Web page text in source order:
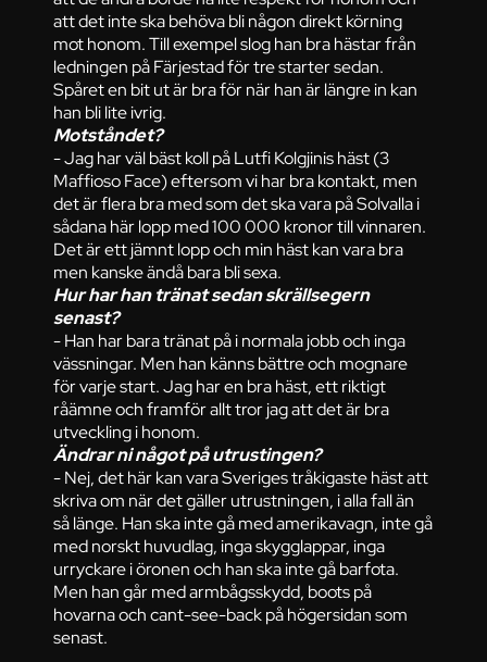
att det inte ska behöva bli någon direkt körning
mot honom. Till exempel slog han bra hästar från
ledningen på Färjestad för tre starter sedan.
Spåret en bit ut är bra för när han är längre in kan
han bli lite ivrig.
Motståndet?
- Jag har väl bäst koll på Lutfi Kolgjinis häst (3
Maffioso Face) eftersom vi har bra kontakt, men
det är flera bra med som det ska vara på Solvalla i
sådana här lopp med 100 000 kronor till vinnaren.
Det är ett jämnt lopp och min häst kan vara bra
men kanske ändå bara bli sexa.
Hur har han tränat sedan skrällsegern
senast?
- Han har bara tränat på i normala jobb och inga
vässningar. Men han känns bättre och mognare
för varje start. Jag har en bra häst, ett riktigt
råämne och framför allt tror jag att det är bra
utveckling i honom.
Ändrar ni något på utrustingen?
- Nej, det här kan vara Sveriges tråkigaste häst att
skriva om när det gäller utrustningen, i alla fall än
så länge. Han ska inte gå med amerikavagn, inte gå
med norskt huvudlag, inga skygglappar, inga
urryckare i öronen och han ska inte gå barfota.
Men han går med armbågsskydd, boots på
hovarna och cant-see-back på högersidan som
senast.